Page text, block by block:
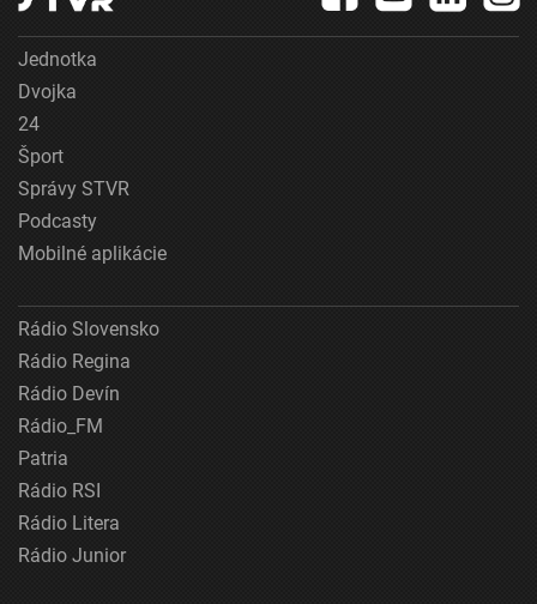
Jednotka
Dvojka
24
Šport
Správy STVR
Podcasty
Mobilné aplikácie
Rádio Slovensko
Rádio Regina
Rádio Devín
Rádio_FM
Patria
Rádio RSI
Rádio Litera
Rádio Junior